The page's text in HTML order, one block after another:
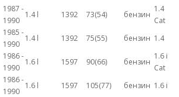
1987 -
1990
1.4 l 1392 73(54) бензин
1.4
Cat
1985 -
1990
1.4 l 1392 75(55) бензин 1.4
1986 -
1990
1.6 l 1597 90(66) бензин
1.6 i
Cat
1986 -
1990
1.6 l 1597 105(77) бензин 1.6 i